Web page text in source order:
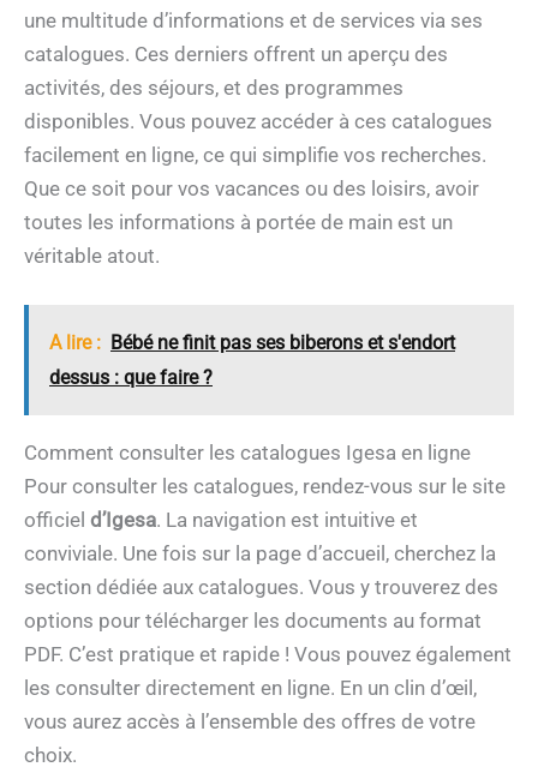
une multitude d’informations et de services via ses
catalogues. Ces derniers offrent un aperçu des
activités, des séjours, et des programmes
disponibles. Vous pouvez accéder à ces catalogues
facilement en ligne, ce qui simplifie vos recherches.
Que ce soit pour vos vacances ou des loisirs, avoir
toutes les informations à portée de main est un
véritable atout.
A lire : Bébé ne finit pas ses biberons et s'endort
dessus : que faire ?
Comment consulter les catalogues Igesa en ligne
Pour consulter les catalogues, rendez-vous sur le site
officiel d’Igesa. La navigation est intuitive et
conviviale. Une fois sur la page d’accueil, cherchez la
section dédiée aux catalogues. Vous y trouverez des
options pour télécharger les documents au format
PDF. C’est pratique et rapide ! Vous pouvez également
les consulter directement en ligne. En un clin d’œil,
vous aurez accès à l’ensemble des offres de votre
choix.